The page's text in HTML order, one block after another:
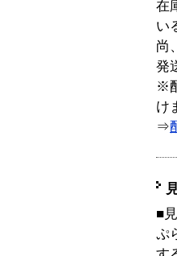
在
い
尚
発
※
け
⇒
■
ぷ